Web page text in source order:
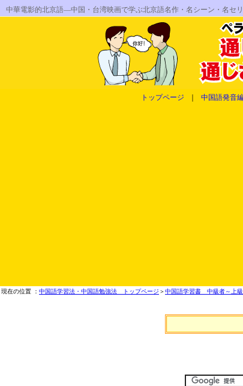
中華電影的北京語―中国・台湾映画で学ぶ北京語名作・名シーン・
トップページ 中国語発音
現在の位置 ： 中国語学習法・中国語勉強法 トップページ ＞中国語学習書 中級者～上